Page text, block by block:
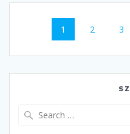
Nawigacja
wpisach
Strona
1 Strona
2 3